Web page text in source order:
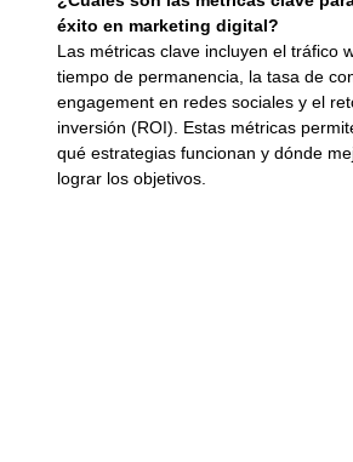
éxito en marketing digital?
Las métricas clave incluyen el tráfico
tiempo de permanencia, la tasa de
engagement en redes sociales y el
inversión (ROI). Estas métricas
qué estrategias funcionan y dónde
lograr los objetivos.